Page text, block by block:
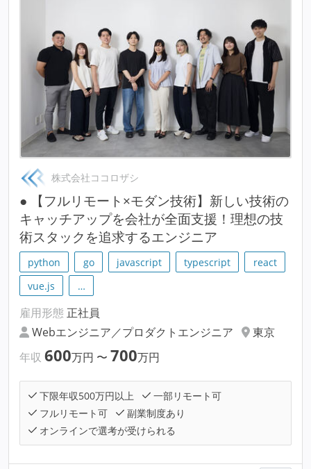
株式会社ココロザシ
● 【フルリモート×モダン技術】新しい技術の
キャッチアップを会社が全面支援！理想の技
術スタックを追求するエンジニア
python go javascript typescript
react
vue.js
…
雇用形態 正社員
Webエンジニア／プロダクトエンジニア
東京
年収 600万円 〜 700万円
下限年収500万円以上
一部リモート可
フルリモート可
副業制度あり
オンラインで選考が受けられる